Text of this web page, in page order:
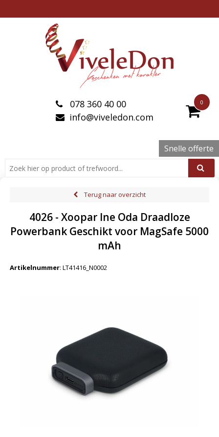
0
078 360 40 00
info@viveledon.com
Snelle offerte
Terug naar overzicht
4026 - Xoopar Ine Oda Draadloze
Powerbank Geschikt voor MagSafe 5000
mAh
Artikelnummer: LT41416_N0002